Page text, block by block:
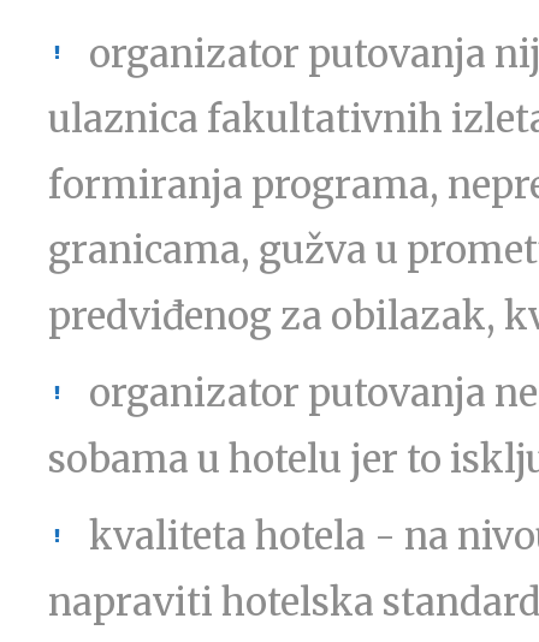
organizator putovanja
ulaznica fakultativnih
formiranja programa,
granicama, gužva u
predviđenog za obilazak,
organizator putovanja
sobama u hotelu jer to
kvaliteta hotela - na
napraviti hotelska